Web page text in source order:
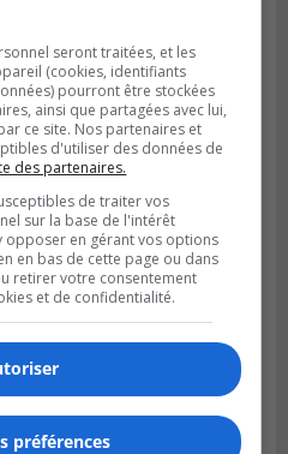
l’abandon des
seront traitées, et les
(cookies, identifiants
pourront être stockées
ainsi que partagées avec lui,
ce site. Nos partenaires et
d'utiliser des données de
des partenaires.
de traiter vos
sur la base de l'intérêt
opposer en gérant vos options
en bas de cette page ou dans
retirer votre consentement
et de confidentialité.
préférences